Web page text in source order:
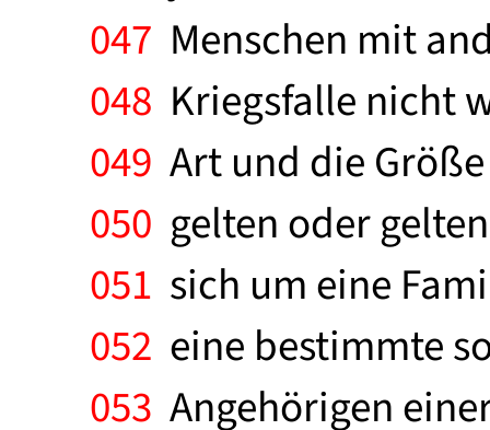
047 Menschen mit
048 Kriegsfalle nicht
049 Art und die
050 gelten oder
051 sich um eine
052 eine bestimmte
053 Angehörigen